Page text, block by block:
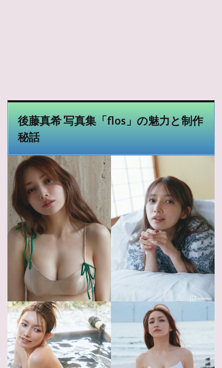
後藤真希 写真集「flos」の魅力と制作
秘話